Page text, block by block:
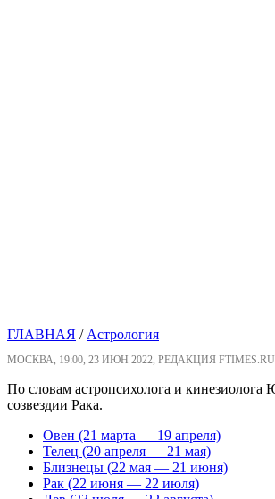
ГЛАВНАЯ /Астрология
МОСКВА, 19:00, 23 ИЮН 2022, РЕДАКЦИЯ
По словам астропсихолога и
созвездии Рака.
Овен (21 марта — 19 апреля)
Телец (20 апреля — 21 мая)
Близнецы (22 мая — 21 июня)
Рак (22 июня — 22 июля)